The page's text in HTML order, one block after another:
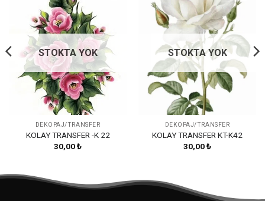
Favorilerime
Ekle
STOKTA YOK
DEKOPAJ/TRANSFER
KOLAY TRANSFER -K 22
30,00₺
Favorilerime
Ekle
STOKTA YOK
DEKOPAJ/TRANSFER
KOLAY TRANSFER KT-K42
30,00₺